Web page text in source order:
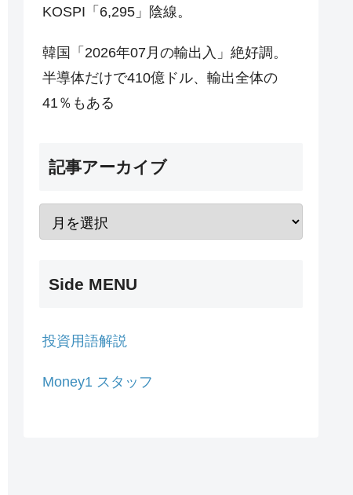
KOSPI「6,295」陰線。
韓国「2026年07月の輸出入」絶好調。
半導体だけで410億ドル、輸出全体の
41％もある
記事アーカイブ
Side MENU
投資用語解説
Money1 スタッフ